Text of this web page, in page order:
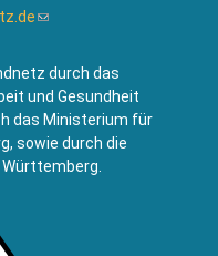
(Link
Mail)
durch das
und Gesundheit
das Ministerium für
sowie durch die